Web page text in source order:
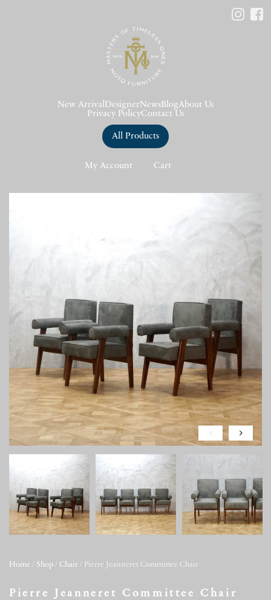
New Arrival DesignerNews BlogAbout Us
Privacy PolicyContact Us
All Products
My Account Cart
Home / Shop / Chair / Pierre Jeanneret Committee Chair
Pierre Jeanneret Committee Chair